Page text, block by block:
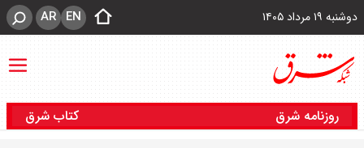
دوشنبه ۱۹ مرداد ۱۴۰۵ EN
AR
روزنامه شرق کتاب شرق